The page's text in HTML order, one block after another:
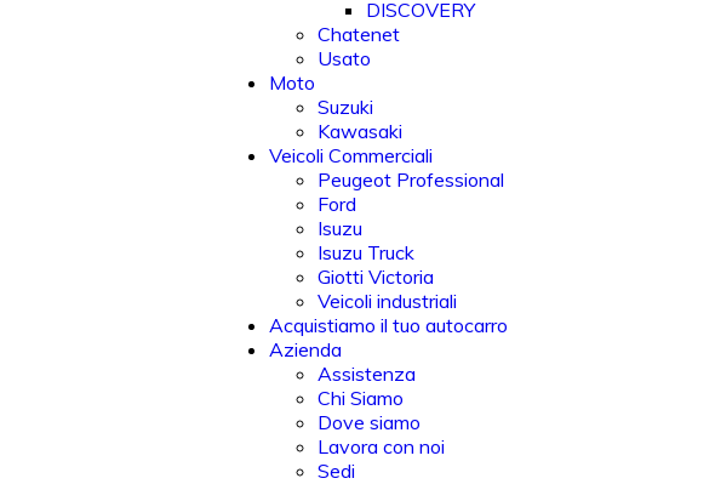
DISCOVERY
Chatenet
Usato
Moto
Suzuki
Kawasaki
Veicoli Commerciali
Peugeot Professional
Ford
Isuzu
Isuzu Truck
Giotti Victoria
Veicoli industriali
Acquistiamo il tuo autocarro
Azienda
Assistenza
Chi Siamo
Dove siamo
Lavora con noi
Sedi